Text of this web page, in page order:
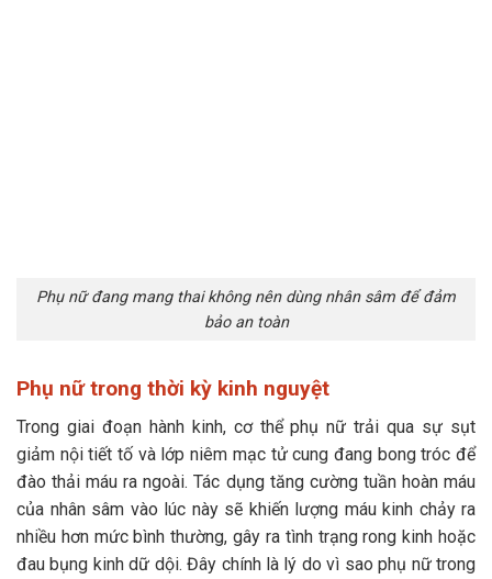
Phụ nữ đang mang thai không nên dùng nhân sâm để đảm
bảo an toàn
Phụ nữ trong thời kỳ kinh nguyệt
Trong giai đoạn hành kinh, cơ thể phụ nữ trải qua sự sụt
giảm nội tiết tố và lớp niêm mạc tử cung đang bong tróc để
đào thải máu ra ngoài. Tác dụng tăng cường tuần hoàn máu
của nhân sâm vào lúc này sẽ khiến lượng máu kinh chảy ra
nhiều hơn mức bình thường, gây ra tình trạng rong kinh hoặc
đau bụng kinh dữ dội. Đây chính là lý do vì sao phụ nữ trong